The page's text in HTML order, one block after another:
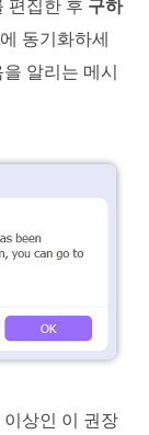
편집한 후 구하
동기화하세
알리는 메시
상인 이 권장